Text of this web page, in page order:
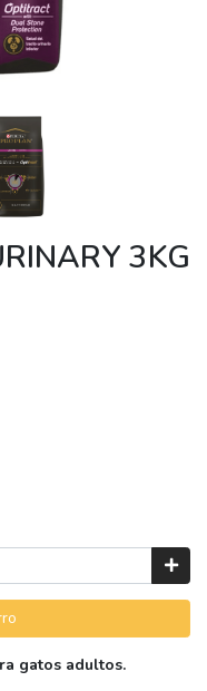
3KG
gatos adultos.